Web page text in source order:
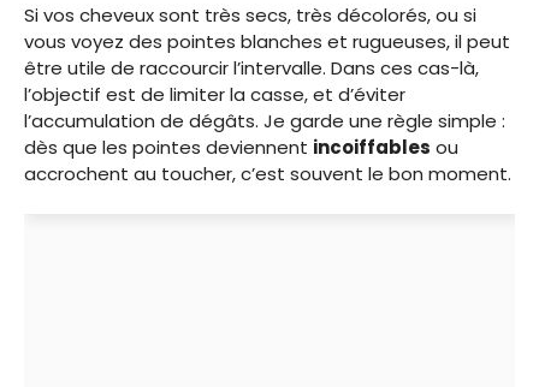
Si vos cheveux sont très secs, très décolorés, ou si
vous voyez des pointes blanches et rugueuses, il peut
être utile de raccourcir l’intervalle. Dans ces cas-là,
l’objectif est de limiter la casse, et d’éviter
l’accumulation de dégâts. Je garde une règle simple :
dès que les pointes deviennent incoiffables ou
accrochent au toucher, c’est souvent le bon moment.